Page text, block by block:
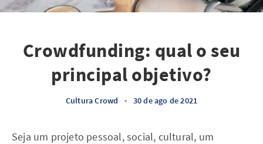
Crowdfunding: qual o seu
principal objetivo?
Cultura Crowd • 30 de ago de 2021
Seja um projeto pessoal, social, cultural, um